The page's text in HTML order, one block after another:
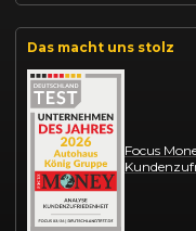
Das macht uns stolz
Focus